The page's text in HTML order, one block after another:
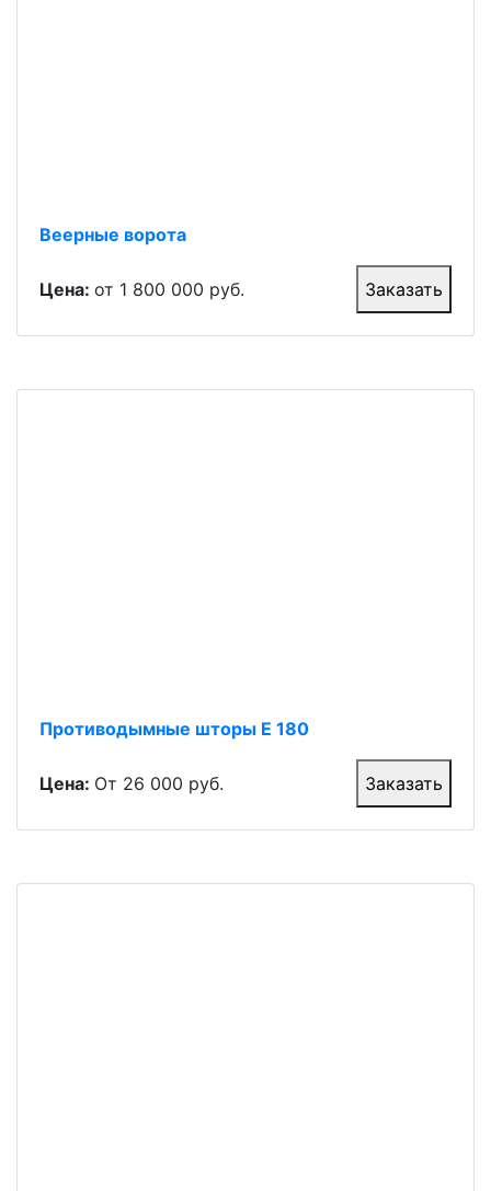
Веерные ворота
Цена: от 1 800 000 руб. Заказать
Противодымные шторы Е 180
Цена: От 26 000 руб. Заказать